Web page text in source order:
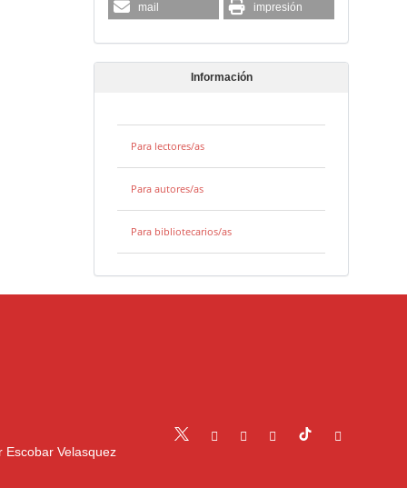
mail impresión
Información
Para lectores/as
Para autores/as
Para bibliotecarios/as
Escobar Velasquez